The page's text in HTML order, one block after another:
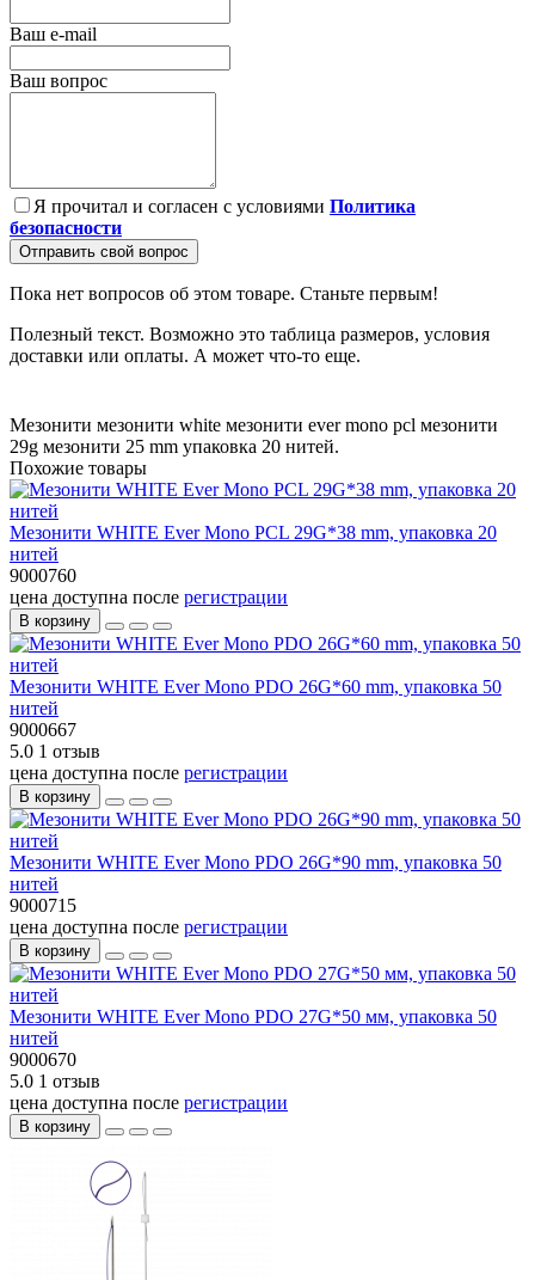
Ваш e-mail
Ваш вопрос
Я прочитал и согласен с условиями Политика
безопасности
Отправить свой вопрос
Пока нет вопросов об этом товаре. Станьте первым!
Полезный текст. Возможно это таблица размеров, условия
доставки или оплаты. А может что-то еще.
Мезонити мезонити white мезонити ever mono pcl мезонити
29g мезонити 25 mm упаковка 20 нитей.
Похожие товары
Мезонити WHITE Ever Mono PCL 29G*38 mm, упаковка 20
нитей
9000760
цена доступна после регистрации
В корзину
Мезонити WHITE Ever Mono PDO 26G*60 mm, упаковка 50
нитей
9000667
5.0 1 отзыв
цена доступна после регистрации
В корзину
Мезонити WHITE Ever Mono PDO 26G*90 mm, упаковка 50
нитей
9000715
цена доступна после регистрации
В корзину
Мезонити WHITE Ever Mono PDO 27G*50 мм, упаковка 50
нитей
9000670
5.0 1 отзыв
цена доступна после регистрации
В корзину